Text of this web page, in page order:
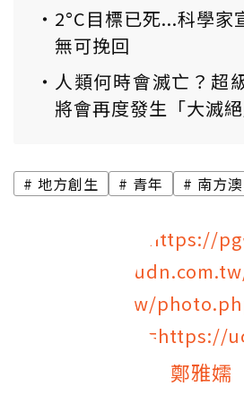
2°C目標已死...科學家
無可挽回
人類何時會滅亡？超
將會再度發生「大滅絕
地方創生 青年 南方澳
鄭雅嬬